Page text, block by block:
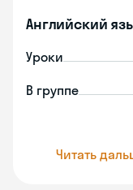
Английский
Уроки
В группе
Читать